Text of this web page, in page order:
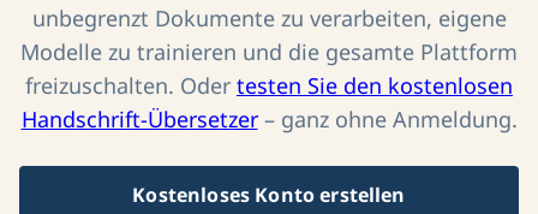
unbegrenzt Dokumente zu verarbeiten, eigene
Modelle zu trainieren und die gesamte Plattform
freizuschalten. Oder testen Sie den kostenlosen
Handschrift-Übersetzer– ganz ohne Anmeldung.
Kostenloses Konto erstellen